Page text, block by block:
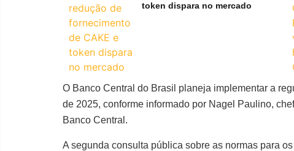
token dispara no mercado
O Banco Central do Brasil planeja implementar a
de 2025, conforme informado por Nagel Paulino,
Banco Central.
A segunda consulta pública sobre as normas para